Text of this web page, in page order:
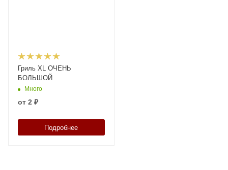
Гриль XL ОЧЕНЬ
БОЛЬШОЙ
Много
от 2 ₽
Подробнее